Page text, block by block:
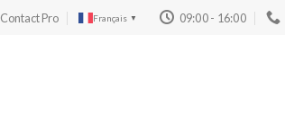
Contact Pro Français ▼ 09:00 - 16:00